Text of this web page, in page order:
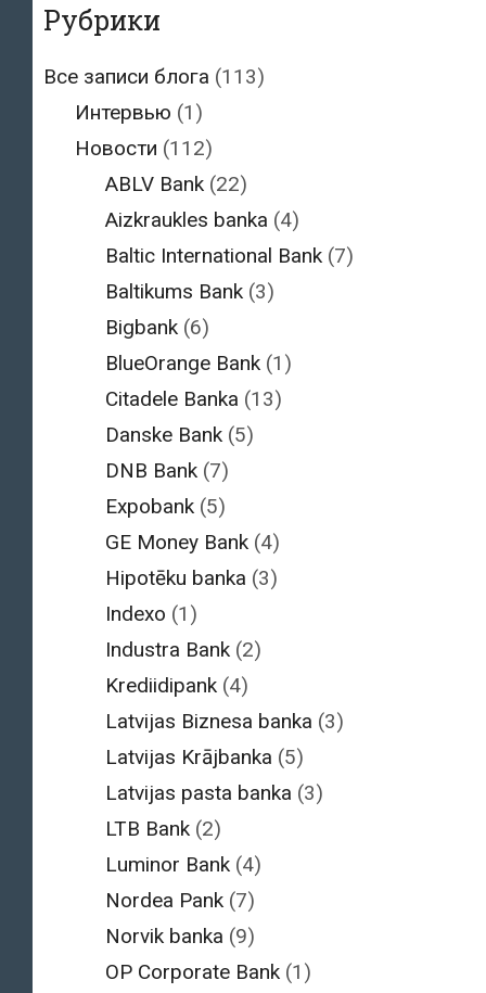
Рубрики
Все записи блога (113)
Интервью (1)
Новости (112)
ABLV Bank (22)
Aizkraukles banka (4)
Baltic International Bank (7)
Baltikums Bank (3)
Bigbank (6)
BlueOrange Bank (1)
Citadele Banka (13)
Danske Bank (5)
DNB Bank (7)
Expobank (5)
GE Money Bank (4)
Hipotēku banka (3)
Indexo (1)
Industra Bank (2)
Krediidipank (4)
Latvijas Biznesa banka (3)
Latvijas Krājbanka (5)
Latvijas pasta banka (3)
LTB Bank (2)
Luminor Bank (4)
Nordea Pank (7)
Norvik banka (9)
OP Corporate Bank (1)